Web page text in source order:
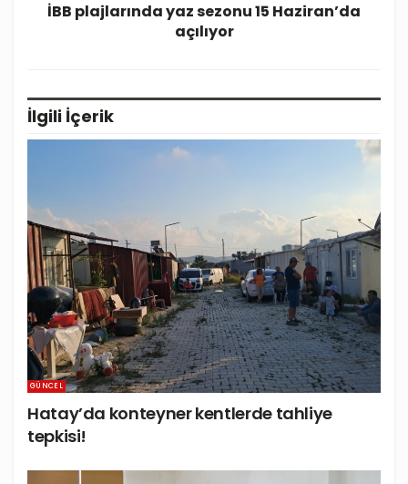
İBB plajlarında yaz sezonu 15 Haziran’da
açılıyor
İlgili İçerik
GÜNCEL
Hatay’da konteyner kentlerde tahliye
tepkisi!